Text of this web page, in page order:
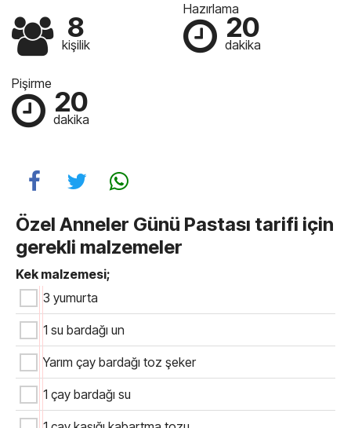
8
kişilik
Hazırlama
20
dakika
Pişirme
20
dakika
Özel Anneler Günü Pastası tarifi için
gerekli malzemeler
Kek malzemesi;
3 yumurta
1 su bardağı un
Yarım çay bardağı toz şeker
1 çay bardağı su